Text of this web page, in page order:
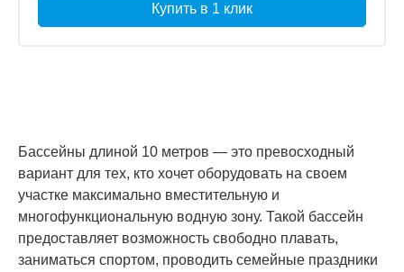
Купить в 1 клик
Бассейны длиной 10 метров — это превосходный
вариант для тех, кто хочет оборудовать на своем
участке максимально вместительную и
многофункциональную водную зону. Такой бассейн
предоставляет возможность свободно плавать,
заниматься спортом, проводить семейные праздники